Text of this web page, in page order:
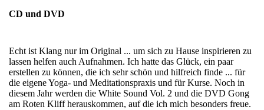
CD und DVD
Echt ist Klang nur im Original ... um sich zu Hause inspirieren zu
lassen helfen auch Aufnahmen. Ich hatte das Glück, ein paar
erstellen zu können, die ich sehr schön und hilfreich finde ... für
die eigene Yoga- und Meditationspraxis und für Kurse. Noch in
diesem Jahr werden die White Sound Vol. 2 und die DVD Gong
am Roten Kliff herauskommen, auf die ich mich besonders freue.